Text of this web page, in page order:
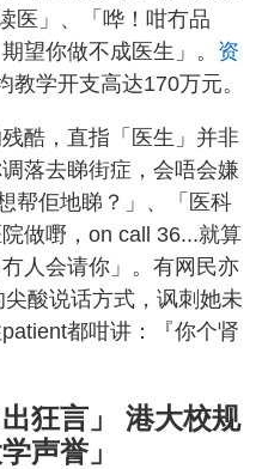
医」、「哗！咁冇品
望你做不成医生」。 资
教学开支高达170万元。
酷，直指「医生」并非
落去睇街症，会唔会嫌
帮佢地睇？」、「医科
做嘢，on call 36...就算
人会请你」。有网民亦
酸说话方式，讽刺她未
都咁讲：『你个肾
狂言」 港大校规
声誉」